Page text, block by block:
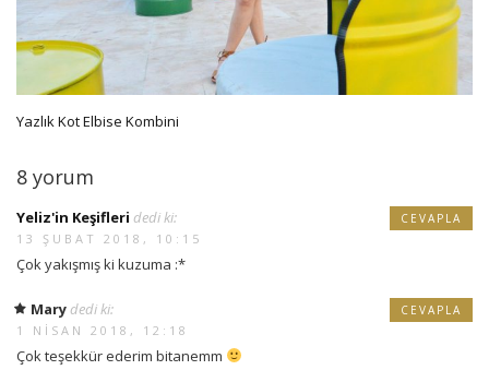
Yazlık Kot Elbise Kombini
8 yorum
Yeliz'in Keşifleri dedi ki:
13 ŞUBAT 2018, 10:15
Çok yakışmış ki kuzuma :*
CEVAPLA
Mary dedi ki:
1 NISAN 2018, 12:18
Çok teşekkür ederim bitanemm
CEVAPLA